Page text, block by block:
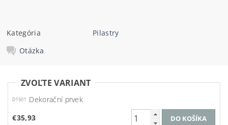
Kategória
Pilastry
Otázka
ZVOĽTE VARIANT
D1501
Dekorační prvek
€35,93